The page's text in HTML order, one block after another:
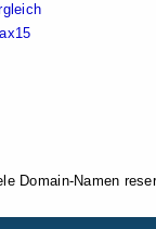
Domain-Namen